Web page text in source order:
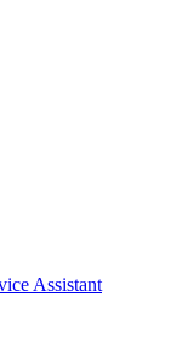
Assistant